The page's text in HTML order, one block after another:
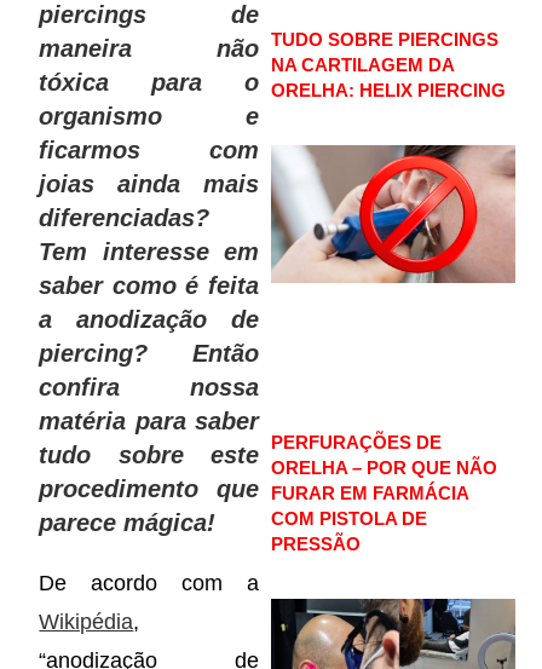
piercings de
maneira não
tóxica para o
organismo e
ficarmos com
joias ainda mais
diferenciadas?
Tem interesse em
saber como é feita
a anodização de
piercing? Então
confira nossa
matéria para saber
tudo sobre este
procedimento que
parece mágica!
De acordo com a
Wikipédia,
“anodização de
TUDO SOBRE PIERCINGS
NA CARTILAGEM DA
ORELHA: HELIX PIERCING
PERFURAÇÕES DE
ORELHA – POR QUE NÃO
FURAR EM FARMÁCIA
COM PISTOLA DE
PRESSÃO